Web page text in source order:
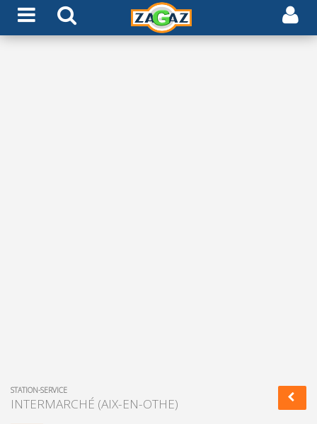
STATION-SERVICE
INTERMARCHÉ (AIX-EN-OTHE)